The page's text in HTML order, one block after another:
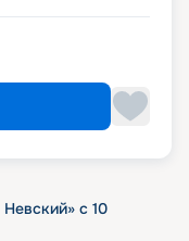
с 10